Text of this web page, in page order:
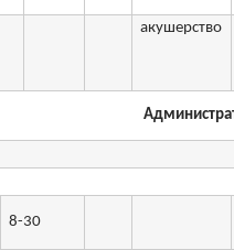
акушерство
Административное
8-30